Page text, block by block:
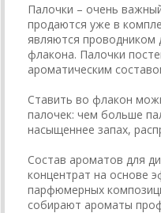
Палочки – очень
продаются уже в
являются проводником
флакона. Палочки
ароматическим
Ставить во флакон
палочек: чем больше
насыщеннее запах,
Состав ароматов для
концентрат на основе
парфюмерных
собирают ароматы